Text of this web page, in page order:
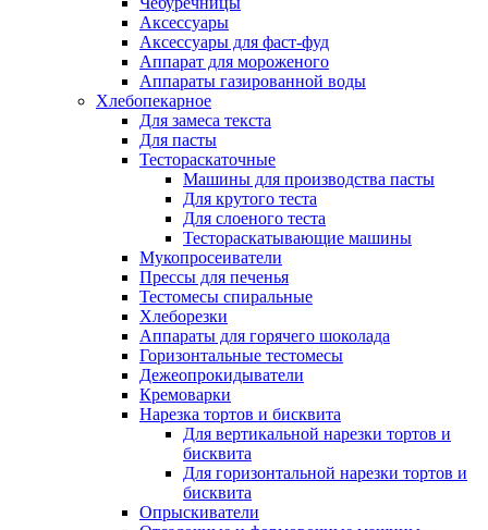
Аксессуары
Аксессуары для фаст-фуд
Аппарат для мороженого
Аппараты газированной воды
Хлебопекарное
Для замеса текста
Для пасты
Тестораскаточные
Машины для производства пасты
Для крутого теста
Для слоеного теста
Тестораскатывающие машины
Мукопросеиватели
Прессы для печенья
Тестомесы спиральные
Хлеборезки
Аппараты для горячего шоколада
Горизонтальные тестомесы
Дежеопрокидыватели
Кремоварки
Нарезка тортов и бисквита
Для вертикальной нарезки тортов и
бисквита
Для горизонтальной нарезки тортов и
бисквита
Опрыскиватели